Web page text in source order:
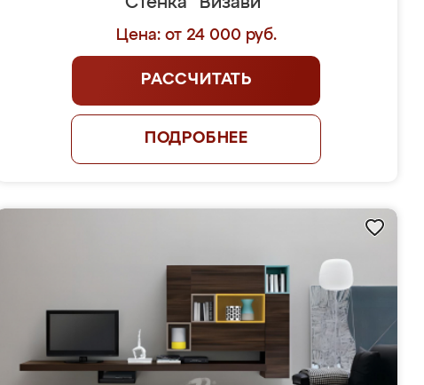
Цена: от 24 000 руб.
РАССЧИТАТЬ
ПОДРОБНЕЕ